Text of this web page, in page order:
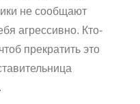
не сообщают
агрессивно. Кто-
прекратить это